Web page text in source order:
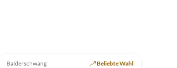
Balderschwang Beliebte Wahl